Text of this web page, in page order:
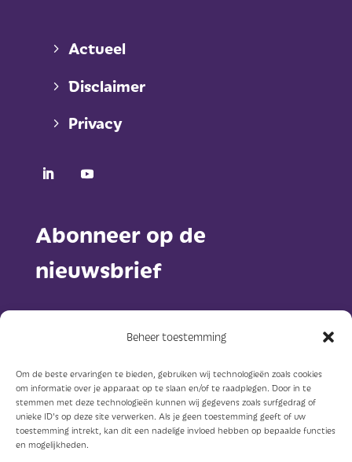
Beheer toestemming
Om de beste ervaringen te bieden, gebruiken wij technologieën zoals cookies
om informatie over je apparaat op te slaan en/of te raadplegen. Door in te
stemmen met deze technologieën kunnen wij gegevens zoals surfgedrag of
unieke ID's op deze site verwerken. Als je geen toestemming geeft of uw
toestemming intrekt, kan dit een nadelige invloed hebben op bepaalde functies
en mogelijkheden.
Actueel
Disclaimer
Privacy
Abonneer op de
nieuwsbrief
Abonneer